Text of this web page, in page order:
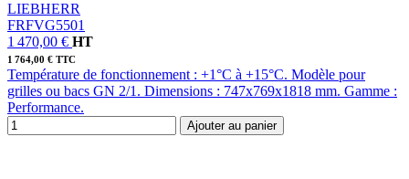
LIEBHERR
FRFVG5501
1 470,00 € HT
1 764,00 € TTC
Température de fonctionnement : +1°C à +15°C. Modèle pour
grilles ou bacs GN 2/1. Dimensions : 747x769x1818 mm. Gamme :
Performance.
Ajouter au panier